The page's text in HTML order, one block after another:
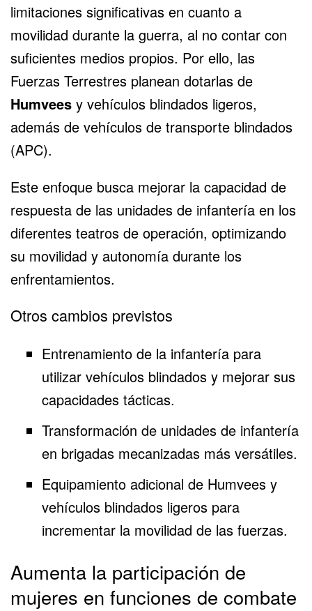
limitaciones significativas en cuanto a
movilidad durante la guerra, al no contar con
suficientes medios propios. Por ello, las
Fuerzas Terrestres planean dotarlas de
Humvees y vehículos blindados ligeros,
además de vehículos de transporte blindados
(APC).
Este enfoque busca mejorar la capacidad de
respuesta de las unidades de infantería en los
diferentes teatros de operación, optimizando
su movilidad y autonomía durante los
enfrentamientos.
Otros cambios previstos
Entrenamiento de la infantería para
utilizar vehículos blindados y mejorar sus
capacidades tácticas.
Transformación de unidades de infantería
en brigadas mecanizadas más versátiles.
Equipamiento adicional de Humvees y
vehículos blindados ligeros para
incrementar la movilidad de las fuerzas.
Aumenta la participación de
mujeres en funciones de combate